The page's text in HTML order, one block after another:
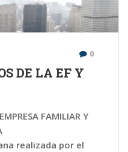
0
DE LA EF Y
FAMILIAR Y
realizada por el